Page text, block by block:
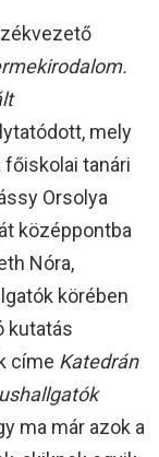
mely
főiskolai tanári
Orsolya
középpontba
Nóra,
körében
kutatás
címe Katedrán
ma már azok a